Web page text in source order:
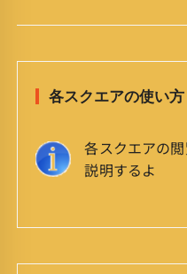
各スクエアの使い方
各スクエアの
説明するよ